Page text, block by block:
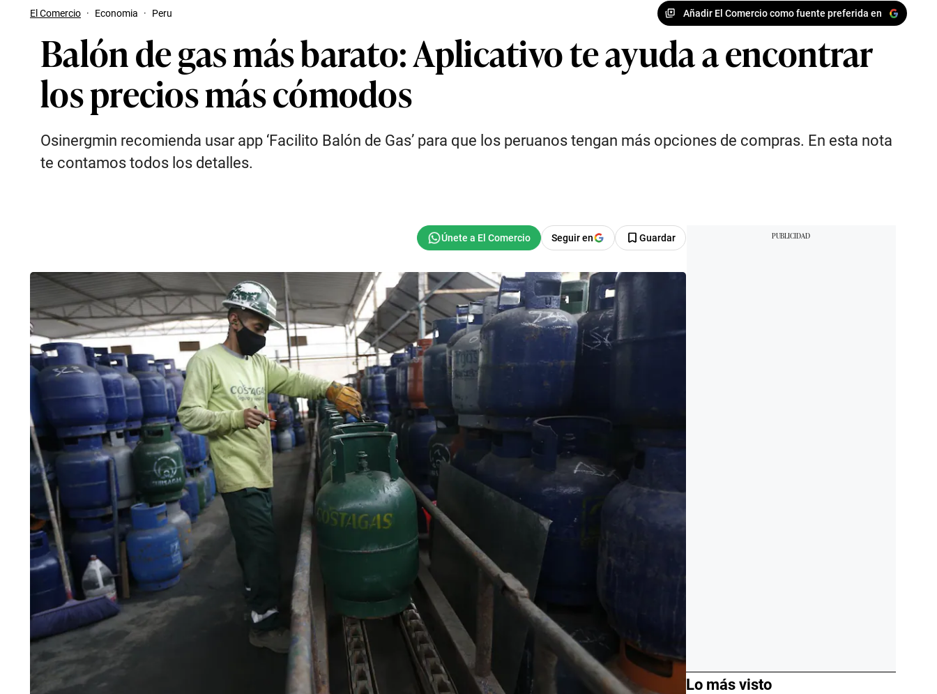
El Comercio · Economia · Peru Añadir El Comercio como fuente preferida en
Balón de gas más barato: Aplicativo te ayuda a encontrar
los precios más cómodos
Osinergmin recomienda usar app ‘Facilito Balón de Gas’ para que los peruanos tengan más opciones de compras. En esta nota
te contamos todos los detalles.
Seguir en Guardar
Lo más visto